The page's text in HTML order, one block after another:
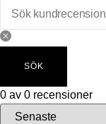
SÖK
0 av 0 recensioner